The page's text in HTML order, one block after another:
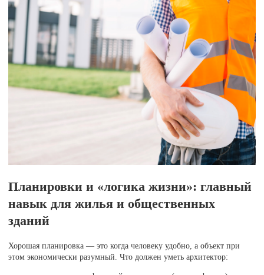
Планировки и «логика жизни»: главный
навык для жилья и общественных
зданий
Хорошая планировка — это когда человеку удобно, а объект при
этом экономически разумный. Что должен уметь архитектор: